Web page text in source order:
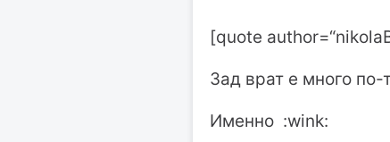
[quote
Зад врат е много
Именно :wink: